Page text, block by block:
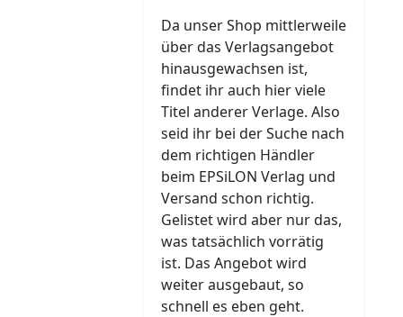
Da unser Shop mittlerweile
über das Verlagsangebot
hinausgewachsen ist,
findet ihr auch hier viele
Titel anderer Verlage. Also
seid ihr bei der Suche nach
dem richtigen Händler
beim EPSiLON Verlag und
Versand schon richtig.
Gelistet wird aber nur das,
was tatsächlich vorrätig
ist. Das Angebot wird
weiter ausgebaut, so
schnell es eben geht.